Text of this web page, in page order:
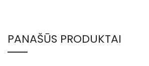
PANAŠŪS PRODUKTAI